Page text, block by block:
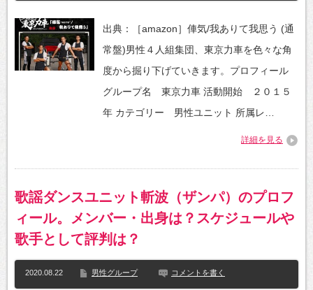
出典：［amazon］俥気/我ありて我思う (通
常盤)男性４人組集団、東京力車を色々な角
度から掘り下げていきます。プロフィール
グループ名 東京力車 活動開始 ２０１５
年 カテゴリー 男性ユニット 所属レ…
詳細を見る
歌謡ダンスユニット斬波（ザンパ）のプロフ
ィール。メンバー・出身は？スケジュールや
歌手として評判は？
2020.08.22 男性グループ コメントを書く